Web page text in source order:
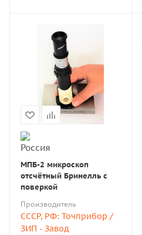
МПБ-2 микроскоп
отсчётный Бринелль с
поверкой
Производитель
СССР, РФ: Точприбор /
ЗИП - Завод